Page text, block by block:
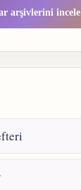
arşivlerini incele